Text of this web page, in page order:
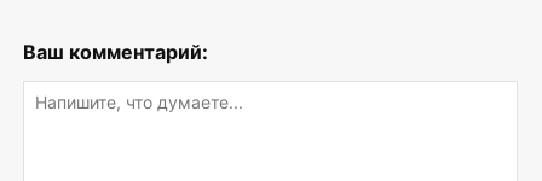
Ваш комментарий: